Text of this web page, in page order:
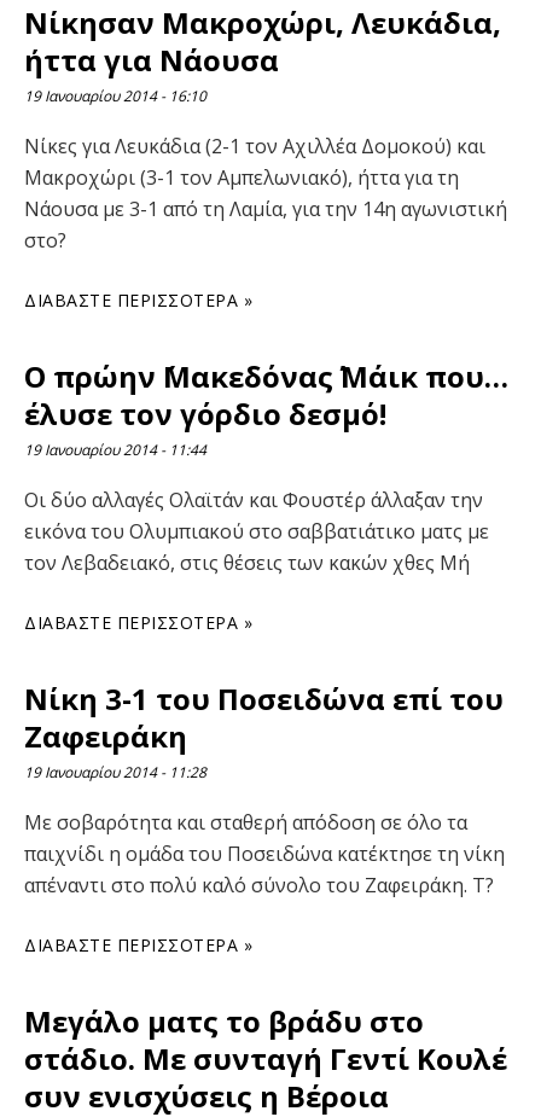
Νίκησαν Μακροχώρι, Λευκάδια,
ήττα για Νάουσα
19 Ιανουαρίου 2014 16:10
Νίκες για Λευκάδια (2-1 τον Αχιλλέα Δομοκού) και
Μακροχώρι (3-1 τον Αμπελωνιακό), ήττα για τη
Νάουσα με 3-1 από τη Λαμία, για την 14η αγωνιστική
στο?
ΔΙΑΒΆΣΤΕ ΠΕΡΙΣΣΌΤΕΡΑ »
Ο πρώην ΄Μακεδόνας΄ Μάικ που…
έλυσε τον γόρδιο δεσμό!
19 Ιανουαρίου 2014 11:44
Οι δύο αλλαγές Ολαϊτάν και Φουστέρ άλλαξαν την
εικόνα του Ολυμπιακού στο σαββατιάτικο ματς με
τον Λεβαδειακό, στις θέσεις των κακών χθες Μή
ΔΙΑΒΆΣΤΕ ΠΕΡΙΣΣΌΤΕΡΑ »
Νίκη 3-1 του Ποσειδώνα επί του
Ζαφειράκη
19 Ιανουαρίου 2014 11:28
Με σοβαρότητα και σταθερή απόδοση σε όλο τα
παιχνίδι η ομάδα του Ποσειδώνα κατέκτησε τη νίκη
απέναντι στο πολύ καλό σύνολο του Ζαφειράκη. Τ?
ΔΙΑΒΆΣΤΕ ΠΕΡΙΣΣΌΤΕΡΑ »
Μεγάλο ματς το βράδυ στο
στάδιο. Με συνταγή Γεντί Κουλέ
συν ενισχύσεις η Βέροια